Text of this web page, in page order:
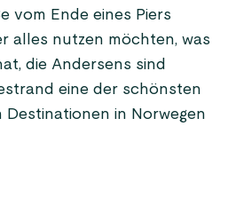
vom Ende eines Piers
alles nutzen möchten, was
die Andersens sind
eine der schönsten
in Norwegen